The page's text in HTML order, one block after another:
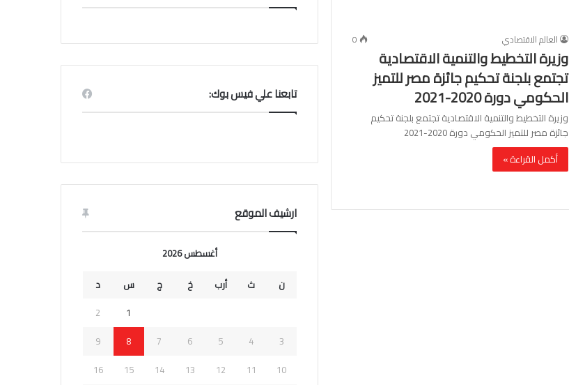
العالم الاقتصادي 0
وزيرة التخطيط والتنمية الاقتصادية
تجتمع بلجنة تحكيم جائزة مصر للتميز
الحكومي دورة 2020-2021
وزيرة التخطيط والتنمية الاقتصادية تجتمع بلجنة تحكيم
جائزة مصر للتميز الحكومي دورة 2020-2021
أكمل القراءة »
تابعنا علي فيس بوك:
ارشيف الموقع
أغسطس 2026
ن
ث أرب خ ج س
د
1
2
3
4
5
6
7
8
9
10
11
12
13
14
15
16